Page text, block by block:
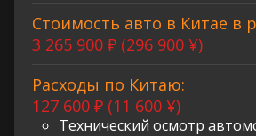
Стоимость авто в Китае в
3 265 900 ₽ (296 900 ¥)
Расходы по Китаю:
127 600 ₽ (11 600 ¥)
Технический осмотр